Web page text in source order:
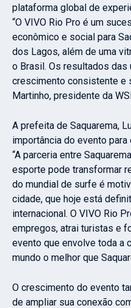
plataforma global de
“O VIVO Rio Pro é um
econômico e social para
dos Lagos, além de uma
o Brasil. Os resultados
crescimento consistente e
Martinho, presidente da
A prefeita de Saquarema,
importância do evento
“A parceria entre
esporte pode transformar
do mundial de surfe é
cidade, que hoje está
internacional. O VIVO Rio
empregos, atrai turistas e
evento que envolve toda a
mundo o melhor que
O crescimento do evento
de ampliar sua conexão